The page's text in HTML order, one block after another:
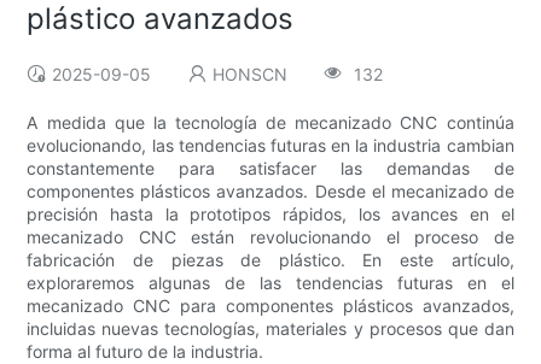
plástico avanzados
2025-09-05 HONSCN 132
A medida que la tecnología de mecanizado CNC continúa
evolucionando, las tendencias futuras en la industria cambian
constantemente para satisfacer las demandas de
componentes plásticos avanzados. Desde el mecanizado de
precisión hasta la prototipos rápidos, los avances en el
mecanizado CNC están revolucionando el proceso de
fabricación de piezas de plástico. En este artículo,
exploraremos algunas de las tendencias futuras en el
mecanizado CNC para componentes plásticos avanzados,
incluidas nuevas tecnologías, materiales y procesos que dan
forma al futuro de la industria.